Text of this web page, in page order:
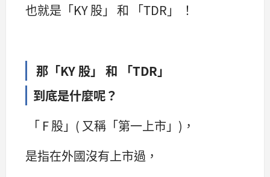
也就是「KY 股」 和 「TDR」 ！
那「KY 股」 和 「TDR」
到底是什麼呢？
「 F 股」( 又稱「第一上市」)，
是指在外國沒有上市過，